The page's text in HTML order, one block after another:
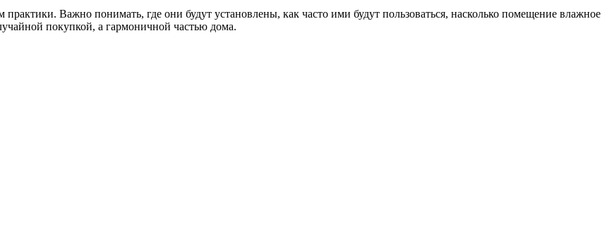
Важно понимать, где они будут установлены, как часто ими будут пользоваться, насколько помещение влажное
покупкой, а гармоничной частью дома.